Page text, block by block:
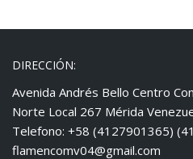
DIRECCIÓN:
Avenida Andrés Bello Centro
Norte Local 267 Mérida
Telefono: +58 (4127901365)
flamencomv04@gmail.com